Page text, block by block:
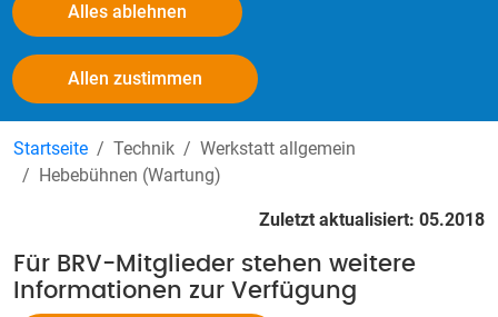
Alles ablehnen
Allen zustimmen
Hebebühnen (Wartung)
Startseite Technik
Werkstatt allgemein
Hebebühnen (Wartung)
Zuletzt aktualisiert: 05.2018
Für BRV-Mitglieder stehen weitere
Informationen zur Verfügung